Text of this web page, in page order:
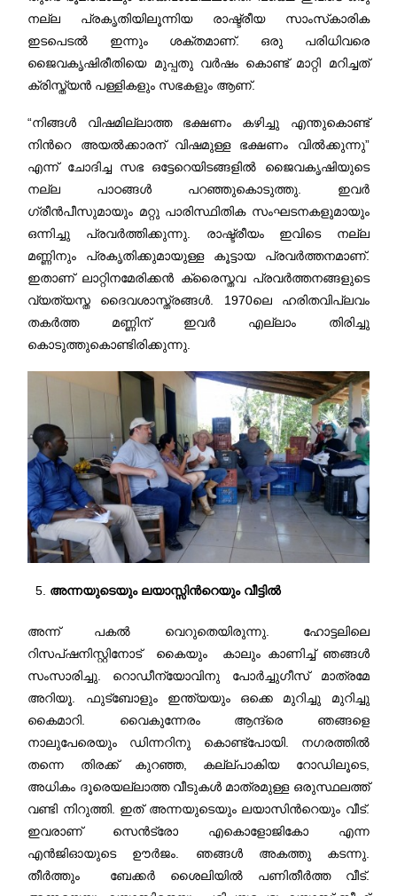
നല്ല പ്രകൃതിയിലൂന്നിയ രാഷ്ട്രീയ സാംസ്‌കാരിക
ഇടപെടല്‍ ഇന്നും ശക്തമാണ്. ഒരു പരിധിവരെ
ജൈവകൃഷിരീതിയെ മുപ്പതു വര്‍ഷം കൊണ്ട് മാറ്റി മറിച്ചത്
ക്രിസ്ത്യന്‍ പള്ളികളും സഭകളും ആണ്.
“നിങ്ങള്‍ വിഷമില്ലാത്ത ഭക്ഷണം കഴിച്ചു എന്തുകൊണ്ട്
നിന്‍റെ അയല്‍ക്കാരന് വിഷമുള്ള ഭക്ഷണം വില്‍ക്കുന്നു”
എന്ന് ചോദിച്ച സഭ ഒട്ടേറെയിടങ്ങളില്‍ ജൈവകൃഷിയുടെ
നല്ല പാഠങ്ങള്‍ പറഞ്ഞുകൊടുത്തു. ഇവര്‍
ഗ്രീന്‍പീസുമായും മറ്റു പാരിസ്ഥിതിക സംഘടനകളുമായും
ഒന്നിച്ചു പ്രവര്‍ത്തിക്കുന്നു. രാഷ്ട്രീയം ഇവിടെ നല്ല
മണ്ണിനും പ്രകൃതിക്കുമായുള്ള കൂട്ടായ പ്രവര്‍ത്തനമാണ്.
ഇതാണ് ലാറ്റിനമേരിക്കന്‍ ക്രൈസ്തവ പ്രവര്‍ത്തനങ്ങളുടെ
വ്യത്യസ്ത ദൈവശാസ്ത്രങ്ങള്‍. 1970ലെ ഹരിതവിപ്ലവം
തകര്‍ത്ത മണ്ണിന് ഇവര്‍ എല്ലാം തിരിച്ചു
കൊടുത്തുകൊണ്ടിരിക്കുന്നു.
അന്നയുടെയും ലയാസ്സിന്‍റെയും വീട്ടില്‍
അന്ന് പകല്‍ വെറുതെയിരുന്നു. ഹോട്ടലിലെ
റിസപ്ഷനിസ്റ്റിനോട് കൈയും കാലും കാണിച്ച് ഞങ്ങള്‍
സംസാരിച്ചു. റൊഡീന്യോവിനു പോര്‍ച്ചുഗീസ് മാത്രമേ
അറിയൂ. ഫുട്ബോളും ഇന്ത്യയും ഒക്കെ മുറിച്ചു മുറിച്ചു
കൈമാറി. വൈകുന്നേരം ആന്ദ്രെ ഞങ്ങളെ
നാലുപേരെയും ഡിന്നറിനു കൊണ്ട്പോയി. നഗരത്തില്‍
തന്നെ തിരക്ക് കുറഞ്ഞ, കല്ല്‌പാകിയ റോഡിലൂടെ,
അധികം ദൂരെയല്ലാത്ത വീടുകള്‍ മാത്രമുള്ള ഒരുസ്ഥലത്ത്
വണ്ടി നിറുത്തി. ഇത് അന്നയുടെയും ലയാസിന്‍റെയും വീട്.
ഇവരാണ് സെന്‍ട്രോ എകൊളോജികോ എന്ന
എന്‍ജിഓയുടെ ഊര്‍ജം. ഞങ്ങള്‍ അകത്തു കടന്നു.
തീര്‍ത്തും ബേക്കര്‍ ശൈലിയില്‍ പണിതീര്‍ത്ത വീട്.